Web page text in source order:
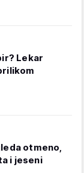
Lekar
otmeno,
i jeseni